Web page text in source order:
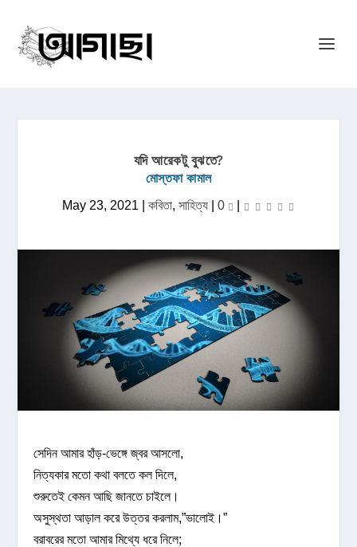
যদি আরেকটু বুঝতে?
মোস্তফা কামাল
May 23, 2021 কবিতা, সাহিত্য| 0
সেদিন আমার হাঁড়-ভেঙ্গে জ্বর আসলো,
নিত্যকার মতো কথা বলতে কল দিলে,
শুরুতেই কেমন আছি জানতে চাইলে।
অসুস্থতা আড়াল করে উত্তর করলাম,”ভালোই।”
বরাবরের মতো আমার মিথ্যে ধরে নিলে;